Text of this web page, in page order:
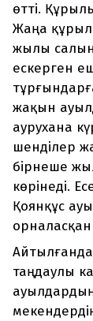
өтті.
Жаңа
жылы
ескерген
жақын
аурухана
шенділер
бірнеше
көрінеді.
Қоянқұс
таңдаулы